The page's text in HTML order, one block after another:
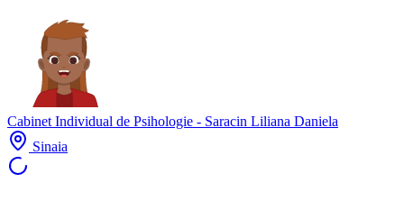
Cabinet Individual de Psihologie - Saracin Liliana Daniela
Sinaia